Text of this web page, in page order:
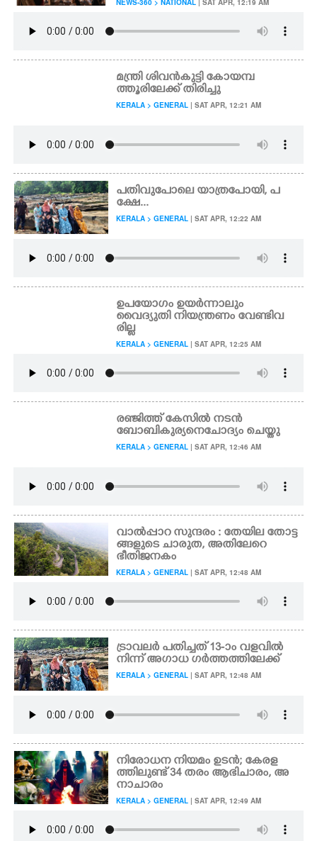
NEWS-360 > NATIONAL | SAT APR, 12:19 AM
മന്ത്രി ശിവൻകുട്ടി കോയമ്പ
ത്തൂരിലേക്ക് തിരിച്ചു
KERALA > GENERAL | SAT APR, 12:21 AM
പതിവുപോലെ യാത്രപോയി, പ
ക്ഷേ...
KERALA > GENERAL | SAT APR, 12:22 AM
ഉപയോഗം ഉയർന്നാലും
വൈദ്യുതി നിയന്ത്രണം വേണ്ടിവ
രില്ല
KERALA > GENERAL | SAT APR, 12:25 AM
രഞ്ജിത്ത് കേസിൽ നടൻ
ബോബി കുര്യനെ ചോദ്യം ചെയ്തു
KERALA > GENERAL | SAT APR, 12:46 AM
വാൽപ്പാറ സുന്ദരം : തേയില തോട്ട
ങ്ങളുടെ ചാരുത, അതിലേറെ
ഭീതിജനകം
KERALA > GENERAL | SAT APR, 12:48 AM
ട്രാവലർ പതിച്ചത് 13-ാം വളവിൽ
നിന്ന് അഗാധ ഗർത്തത്തിലേക്ക്
KERALA > GENERAL | SAT APR, 12:48 AM
നിരോധന നിയമം ഉടൻ; കേരള
ത്തിലുണ്ട് 34 തരം ആഭിചാരം, അ
നാചാരം
KERALA > GENERAL | SAT APR, 12:49 AM